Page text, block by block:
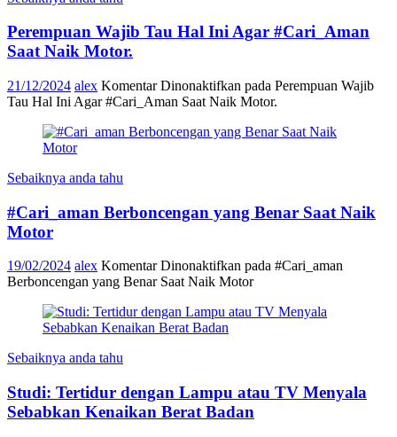
Perempuan Wajib Tau Hal Ini Agar #Cari_Aman
Saat Naik Motor.
21/12/2024 alex Komentar Dinonaktifkan pada Perempuan Wajib
Tau Hal Ini Agar #Cari_Aman Saat Naik Motor.
Sebaiknya anda tahu
#Cari_aman Berboncengan yang Benar Saat Naik
Motor
19/02/2024 alex Komentar Dinonaktifkan pada #Cari_aman
Berboncengan yang Benar Saat Naik Motor
Sebaiknya anda tahu
Studi: Tertidur dengan Lampu atau TV Menyala
Sebabkan Kenaikan Berat Badan